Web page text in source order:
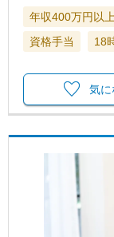
年収400万円以
資格手当
18
気に